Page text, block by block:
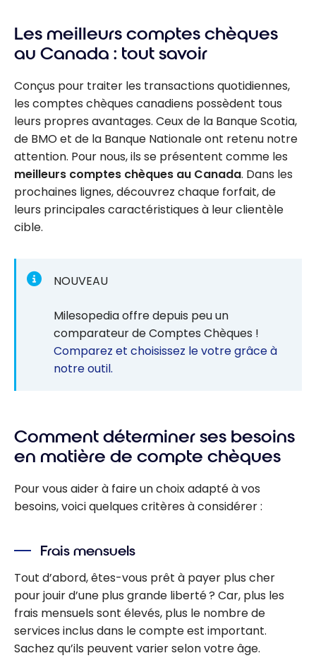
Les meilleurs comptes chèques
au Canada : tout savoir
Conçus pour traiter les transactions quotidiennes,
les comptes chèques canadiens possèdent tous
leurs propres avantages. Ceux de la Banque Scotia,
de BMO et de la Banque Nationale ont retenu notre
attention. Pour nous, ils se présentent comme les
meilleurs comptes chèques au Canada. Dans les
prochaines lignes, découvrez chaque forfait, de
leurs principales caractéristiques à leur clientèle
cible.
NOUVEAU
Milesopedia offre depuis peu un
comparateur de Comptes Chèques !
Comparez et choisissez le votre grâce à
notre outil.
Comment déterminer ses besoins
en matière de compte chèques
Pour vous aider à faire un choix adapté à vos
besoins, voici quelques critères à considérer :
Frais mensuels
Tout d’abord, êtes-vous prêt à payer plus cher
pour jouir d’une plus grande liberté ? Car, plus les
frais mensuels sont élevés, plus le nombre de
services inclus dans le compte est important.
Sachez qu’ils peuvent varier selon votre âge.